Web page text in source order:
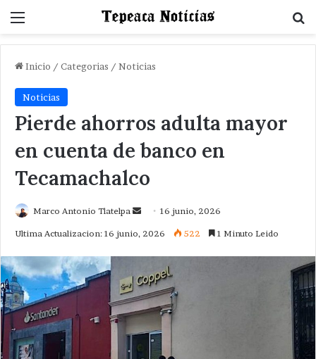
Menu
Inicio / Categorias / Noticias
Noticias
Pierde ahorros adulta mayor
en cuenta de banco en
Tecamachalco
Marco Antonio Tlatelpa
Send16 junio, 2026
Ultima Actualizacion: 16 junio, 2026 522 1 Minuto Leido